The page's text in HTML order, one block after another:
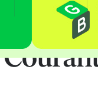
Tip de redactie